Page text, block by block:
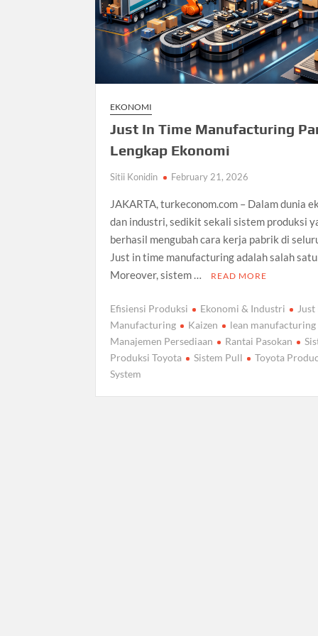
EKONOMI
Just In Time Manufacturing
Lengkap Ekonomi
Sitii Konidin February 21, 2026
JAKARTA, turkeconom.com – Dalam dunia
dan industri, sedikit sekali sistem produksi
berhasil mengubah cara kerja pabrik di
Just in time manufacturing adalah salah
Moreover, sistem …
READ MORE
Efisiensi Produksi Ekonomi & Industri
Manufacturing
Kaizen
lean manufacturing
Manajemen Persediaan
Rantai Pasokan
Produksi Toyota
Sistem Pull
Toyota
System